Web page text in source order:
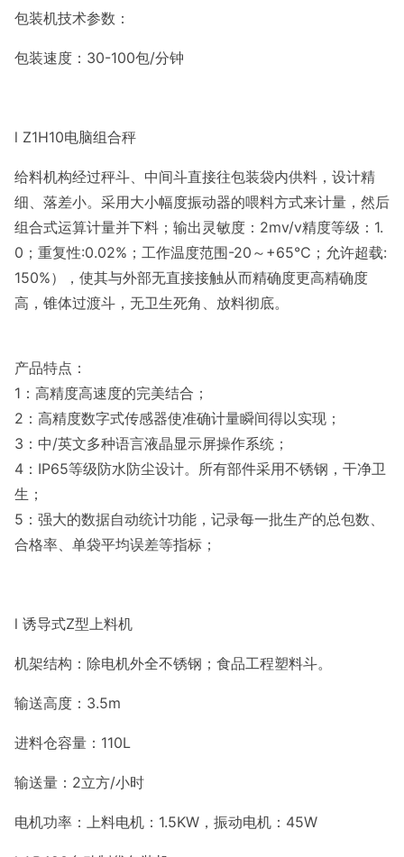
包装机技术参数：
包装速度：30-100包/分钟
l Z1H10电脑组合秤
给料机构经过秤斗、中间斗直接往包装袋内供料，设计精
细、落差小。采用大小幅度振动器的喂料方式来计量，然后
组合式运算计量并下料；输出灵敏度：2mv/v精度等级：1.
0；重复性:0.02%；工作温度范围-20～+65℃；允许超载:
150%），使其与外部无直接接触从而精确度更高精确度
高，锥体过渡斗，无卫生死角、放料彻底。
产品特点：
1：高精度高速度的完美结合；
2：高精度数字式传感器使准确计量瞬间得以实现；
3：中/英文多种语言液晶显示屏操作系统；
4：IP65等级防水防尘设计。所有部件采用不锈钢，干净卫
生；
5：强大的数据自动统计功能，记录每一批生产的总包数、
合格率、单袋平均误差等指标；
l 诱导式Z型上料机
机架结构：除电机外全不锈钢；食品工程塑料斗。
输送高度：3.5m
进料仓容量：110L
输送量：2立方/小时
电机功率：上料电机：1.5KW，振动电机：45W